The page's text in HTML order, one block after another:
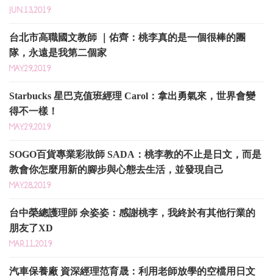
JUN.13,2019
台北市高職國文教師 ｜佑齊：桃李真的是一個很棒的團
隊，永遠是我第二個家
MAY.29,2019
Starbucks 星巴克值班經理 Carol：拿出勇氣來，世界會變
得不一樣！
MAY.29,2019
SOGO百貨專業彩妝師 SADA：桃李教的不止是日文，而是
教會你怎麼用新的腳步與心態去生活，並發現自己
MAY.28,2019
台中榮總護理師 佘姿姿：感謝桃李，我終於有其他行業的
朋友了XD
MAR.11,2019
汽車保養廠 資深經理范育晟：利用老師放學的空檔用日文